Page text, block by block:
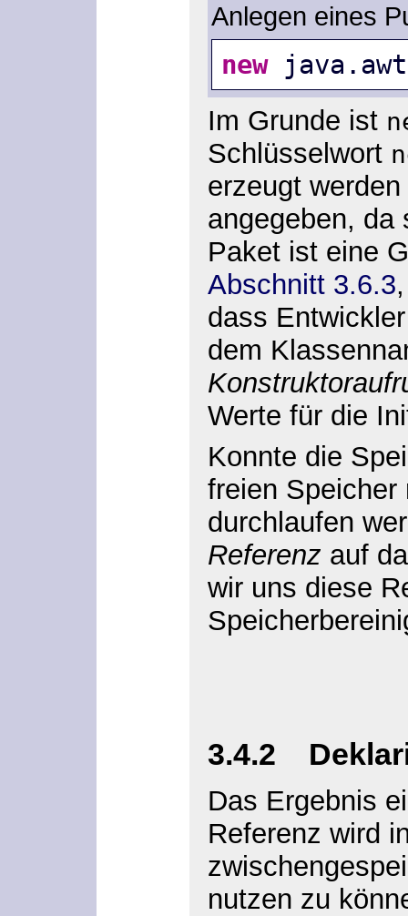
Anlegen eines
new
Im Grunde ist
Schlüsselwort
erzeugt
angegeben,
Paket ist eine
Abschnitt 3.6.3
dass
dem
Werte für die
Konnte die
freien Speicher
durchlaufen
Referenz auf
wir uns diese
3.4.2
Das Ergebnis
Referenz wird
nutzen zu